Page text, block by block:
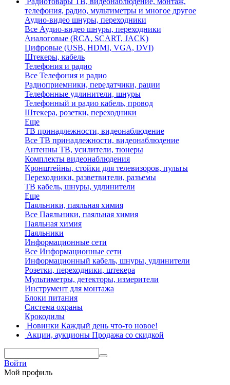
телефония, радио, мультиметры и многое другое
Аудио-видео шнуры, переходники
Все Аудио-видео шнуры, переходники
Аналоговые (RCA, SCART, JACK)
Цифровые (USB, HDMI, VGA, DVI)
Штекеры, кабель
Телефония и радио
Все Телефония и радио
Радиоприемники, передатчики, рации
Телефонные удлинители, шнуры
Телефонный и радио кабель, провод
Штекера, розетки, переходники
Еще
ТВ принадлежности, видеонаблюдение
Все ТВ принадлежности, видеонаблюдение
Антенны ТВ, усилители, тюнеры
Комплекты видеонаблюдения
Кронштейны, стойки для телевизоров, пульты
Переходники, разветвители, разъемы
ТВ кабель, шнуры, удлинители
Еще
Паяльники, паяльная химия
Все Паяльники, паяльная химия
Паяльная химия
Паяльники
Информационные сети
Все Информационные сети
Информационный кабель, шнуры, удлинители
Розетки, переходники, штекера
Мультиметры, детекторы, измерители
Инструмент для монтажа
Блоки питания
Система охраны
Крокодилы
Новинки Каждый день что-то новое!
Акции, аукционы Продажа со скидкой
Войти
Мой профиль